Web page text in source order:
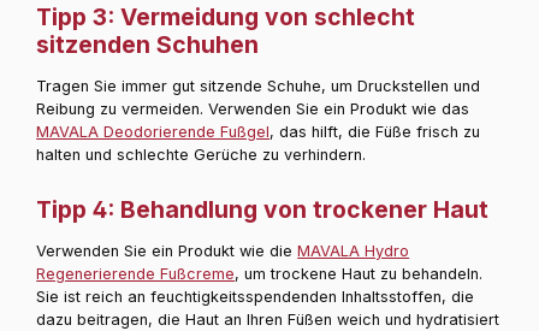
Tipp 3: Vermeidung von schlecht
sitzenden Schuhen
Tragen Sie immer gut sitzende Schuhe, um Druckstellen und
Reibung zu vermeiden. Verwenden Sie ein Produkt wie das
MAVALA Deodorierende Fußgel, das hilft, die Füße frisch zu
halten und schlechte Gerüche zu verhindern.
Tipp 4: Behandlung von trockener Haut
Verwenden Sie ein Produkt wie dieMAVALA Hydro
Regenerierende Fußcreme, um trockene Haut zu behandeln.
Sie ist reich an feuchtigkeitsspendenden Inhaltsstoffen, die
dazu beitragen, die Haut an Ihren Füßen weich und hydratisiert